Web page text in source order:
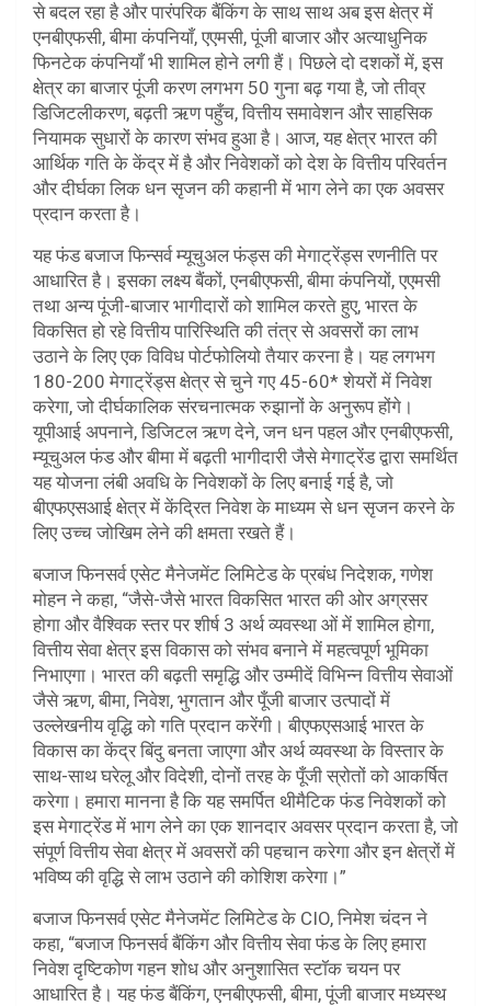
से बदल रहा है और पारंपरिक बैंकिंग के साथ साथ अब इस क्षेत्र में
एनबीएफसी, बीमा कंपनियाँ, एएमसी, पूंजी बाजार और अत्याधुनिक
फिनटेक कंपनियाँ भी शामिल होने लगी हैं। पिछले दो दशकों में, इस
क्षेत्र का बाजार पूंजी करण लगभग 50 गुना बढ़ गया है, जो तीव्र
डिजिटलीकरण, बढ़ती ऋण पहुँच, वित्तीय समावेशन और साहसिक
नियामक सुधारों के कारण संभव हुआ है। आज, यह क्षेत्र भारत की
आर्थिक गति के केंद्र में है और निवेशकों को देश के वित्तीय परिवर्तन
और दीर्घका लिक धन सृजन की कहानी में भाग लेने का एक अवसर
प्रदान करता है।
यह फंड बजाज फिन्सर्व म्यूचुअल फंड्स की मेगाट्रेंड्स रणनीति पर
आधारित है। इसका लक्ष्य बैंकों, एनबीएफसी, बीमा कंपनियों, एएमसी
तथा अन्य पूंजी-बाजार भागीदारों को शामिल करते हुए, भारत के
विकसित हो रहे वित्तीय पारिस्थिति की तंत्र से अवसरों का लाभ
उठाने के लिए एक विविध पोर्टफोलियो तैयार करना है। यह लगभग
180-200 मेगाट्रेंड्स क्षेत्र से चुने गए 45-60* शेयरों में निवेश
करेगा, जो दीर्घकालिक संरचनात्मक रुझानों के अनुरूप होंगे।
यूपीआई अपनाने, डिजिटल ऋण देने, जन धन पहल और एनबीएफसी,
म्यूचुअल फंड और बीमा में बढ़ती भागीदारी जैसे मेगाट्रेंड द्वारा समर्थित
यह योजना लंबी अवधि के निवेशकों के लिए बनाई गई है, जो
बीएफएसआई क्षेत्र में केंद्रित निवेश के माध्यम से धन सृजन करने के
लिए उच्च जोखिम लेने की क्षमता रखते हैं।
बजाज फिनसर्व एसेट मैनेजमेंट लिमिटेड के प्रबंध निदेशक, गणेश
मोहन ने कहा, “जैसे-जैसे भारत विकसित भारत की ओर अग्रसर
होगा और वैश्विक स्तर पर शीर्ष 3 अर्थ व्यवस्था ओं में शामिल होगा,
वित्तीय सेवा क्षेत्र इस विकास को संभव बनाने में महत्वपूर्ण भूमिका
निभाएगा। भारत की बढ़ती समृद्धि और उम्मीदें विभिन्न वित्तीय सेवाओं
जैसे ऋण, बीमा, निवेश, भुगतान और पूँजी बाजार उत्पादों में
उल्लेखनीय वृद्धि को गति प्रदान करेंगी। बीएफएसआई भारत के
विकास का केंद्र बिंदु बनता जाएगा और अर्थ व्यवस्था के विस्तार के
साथ-साथ घरेलू और विदेशी, दोनों तरह के पूँजी स्रोतों को आकर्षित
करेगा। हमारा मानना ​​है कि यह समर्पित थीमैटिक फंड निवेशकों को
इस मेगाट्रेंड में भाग लेने का एक शानदार अवसर प्रदान करता है, जो
संपूर्ण वित्तीय सेवा क्षेत्र में अवसरों की पहचान करेगा और इन क्षेत्रों में
भविष्य की वृद्धि से लाभ उठाने की कोशिश करेगा।”
बजाज फिनसर्व एसेट मैनेजमेंट लिमिटेड के CIO, निमेश चंदन ने
कहा, “बजाज फिनसर्व बैंकिंग और वित्तीय सेवा फंड के लिए हमारा
निवेश दृष्टिकोण गहन शोध और अनुशासित स्टॉक चयन पर
आधारित है। यह फंड बैंकिंग, एनबीएफसी, बीमा, पूंजी बाजार मध्यस्थ